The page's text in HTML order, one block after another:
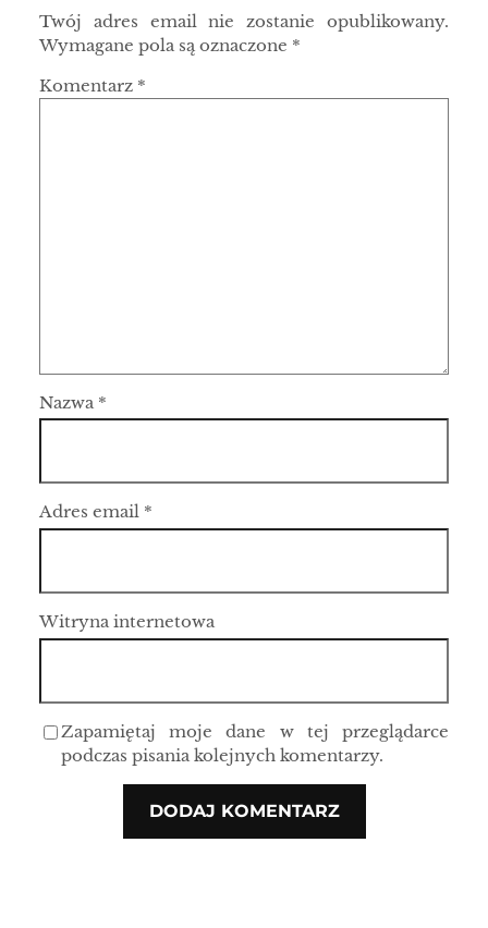
Twój adres email nie zostanie opublikowany.
Wymagane pola są oznaczone *
Komentarz *
Nazwa *
Adres email *
Witryna internetowa
Zapamiętaj moje dane w tej przeglądarce
podczas pisania kolejnych komentarzy.